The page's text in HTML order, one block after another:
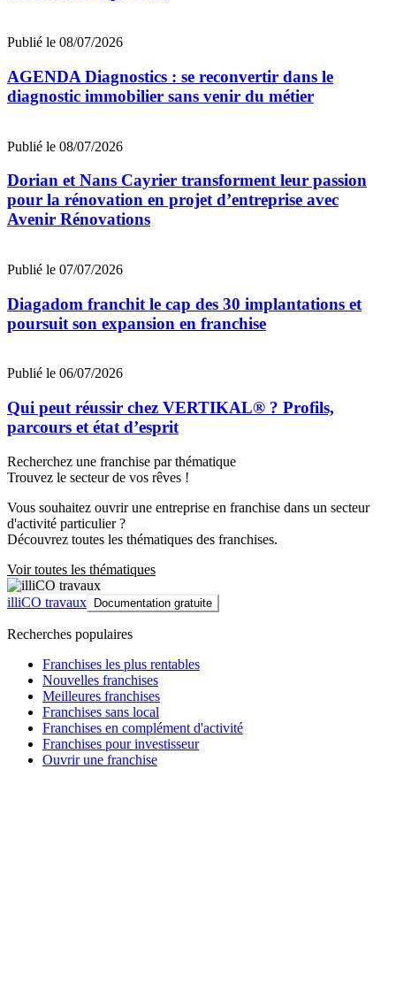
Publié le 08/07/2026
AGENDA Diagnostics : se reconvertir dans le
diagnostic immobilier sans venir du métier
Publié le 08/07/2026
Dorian et Nans Cayrier transforment leur passion
pour la rénovation en projet d’entreprise avec
Avenir Rénovations
Publié le 07/07/2026
Diagadom franchit le cap des 30 implantations et
poursuit son expansion en franchise
Publié le 06/07/2026
Qui peut réussir chez VERTIKAL® ? Profils,
parcours et état d’esprit
Recherchez une franchise par thématique
Trouvez le secteur de vos rêves !
Vous souhaitez ouvrir une entreprise en franchise dans un secteur
d'activité particulier ?
Découvrez toutes les thématiques des franchises.
Voir toutes les thématiques
illiCO travaux Documentation gratuite
Recherches populaires
Franchises les plus rentables
Nouvelles franchises
Meilleures franchises
Franchises sans local
Franchises en complément d'activité
Franchises pour investisseur
Ouvrir une franchise